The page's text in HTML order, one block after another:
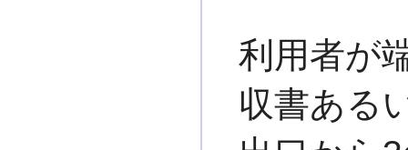
利用者が
収書ある